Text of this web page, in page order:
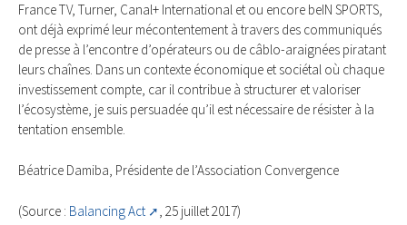
France TV, Turner, Canal+ International et ou encore beIN SPORTS,
ont déjà exprimé leur mécontentement à travers des communiqués
de presse à l’encontre d’opérateurs ou de câblo-araignées piratant
leurs chaînes. Dans un contexte économique et sociétal où chaque
investissement compte, car il contribue à structurer et valoriser
l’écosystème, je suis persuadée qu’il est nécessaire de résister à la
tentation ensemble.
Béatrice Damiba, Présidente de l’Association Convergence
(Source : Balancing Act , 25 juillet 2017)